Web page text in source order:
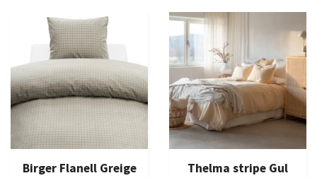
Birger Flanell Greige
Thelma stripe Gul